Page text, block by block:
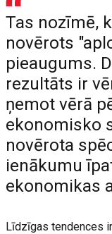
Tas nozīmē,
novērots
pieaugums.
rezultāts ir
ņemot vērā
ekonomisko
novērota
ienākumu
ekonomikas
Līdzīgas tendences